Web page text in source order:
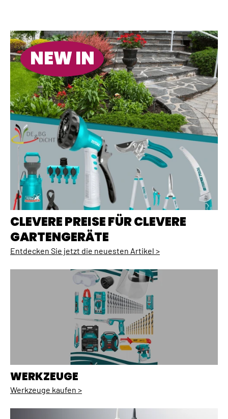
NEW IN
CLEVERE PREISE FÜR CLEVERE
GARTENGERÄTE
Entdecken Sie jetzt die neuesten Artikel >
WERKZEUGE
Werkzeuge kaufen >